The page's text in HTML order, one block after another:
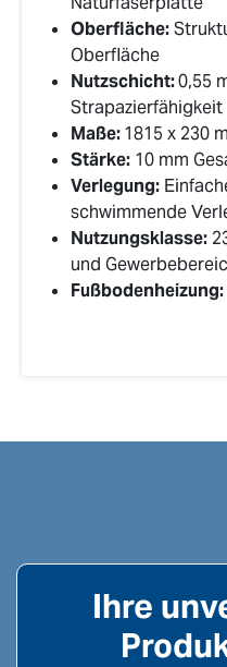
Oberfläche:
Oberfläche
Nutzschicht:0,55
Strapazierfähigkeit
Maße:1815 x 230
Stärke: 10 mm
Verlegung:
schwimmende
Nutzungsklasse:
und
Fußbodenheizung:
Ihre